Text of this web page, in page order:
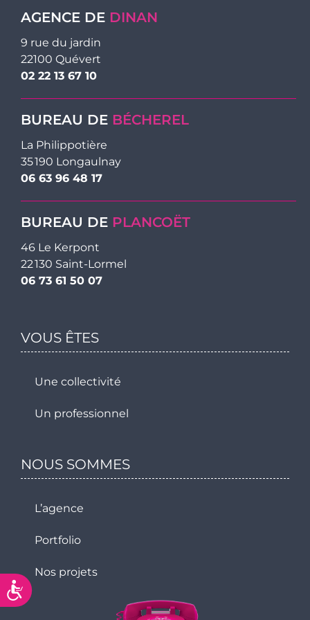
Accessibilité
AGENCE DE DINAN
9 rue du jardin
22100 Quévert
02 22 13 67 10
BUREAU DE BÉCHEREL
La Philippotière
35 190 Longaulnay
06 63 96 48 17
BUREAU DE PLANCOËT
46 Le Kerpont
22 130 Saint-Lormel
06 73 61 50 07
VOUS ÊTES
Une collectivité
Un professionnel
NOUS SOMMES
L’agence
Portfolio
Nos projets